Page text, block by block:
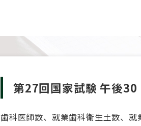
第27回国家試験 午後30
歯科医師数、就業歯科衛生土数、就